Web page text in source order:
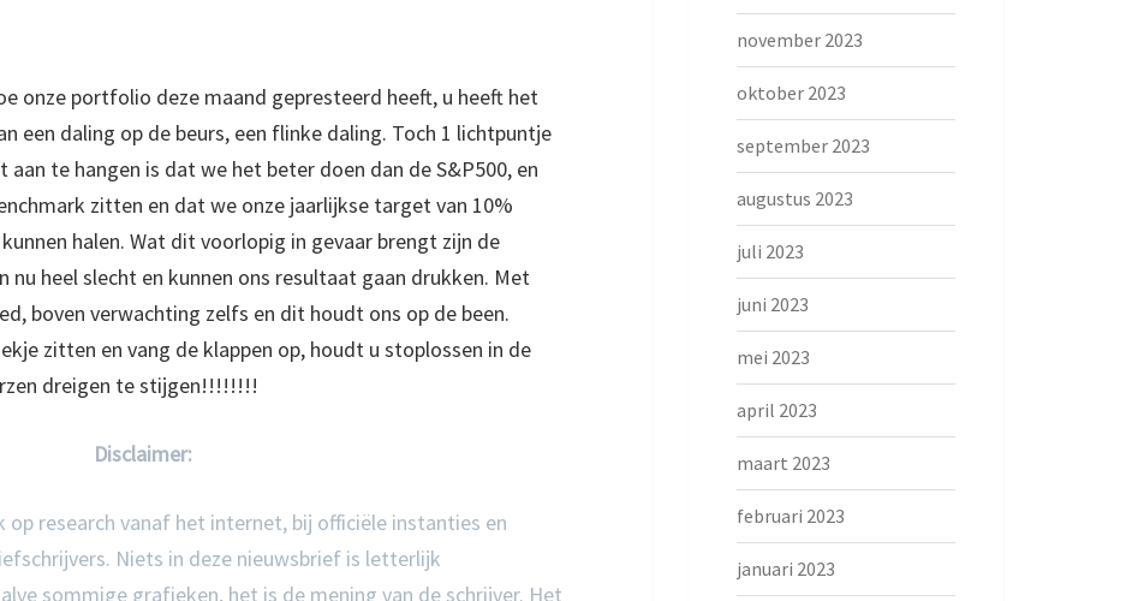
onze portfolio deze maand gepresteerd heeft, u heeft het
een daling op de beurs, een flinke daling. Toch 1 lichtpuntje
te hangen is dat we het beter doen dan de S&P500, en
zitten en dat we onze jaarlijkse target van 10%
halen. Wat dit voorlopig in gevaar brengt zijn de
nu heel slecht en kunnen ons resultaat gaan drukken. Met
boven verwachting zelfs en dit houdt ons op de been.
zitten en vang de klappen op, houdt u stoplossen in de
dreigen te stijgen!!!!!!!!
Disclaimer:
op research vanaf het internet, bij officiële instanties en
Niets in deze nieuwsbrief is letterlijk
sommige grafieken, het is de mening van de schrijver. Het
november 2023
oktober 2023
september 2023
augustus 2023
juli 2023
juni 2023
mei 2023
april 2023
maart 2023
februari 2023
januari 2023